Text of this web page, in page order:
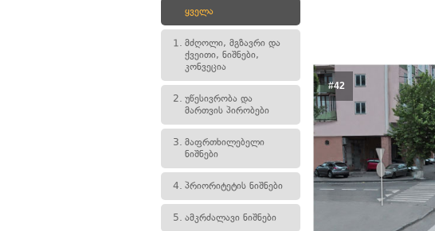
ყველა
1. მძღოლი, მგზავრი და
ქვეითი, ნიშნები,
კონვეცია
2. უწესივრობა და
მართვის პირობები
3. მაფრთხილებელი
ნიშნები
4. პრიორიტეტის ნიშნები
5. ამკრძალავი ნიშნები
#42